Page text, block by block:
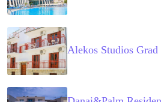
Alekos Studios